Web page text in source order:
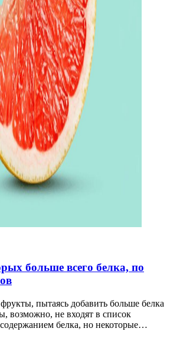
больше всего белка, по
пытаясь добавить больше белка
возможно, не входят в список
белка, но некоторые…